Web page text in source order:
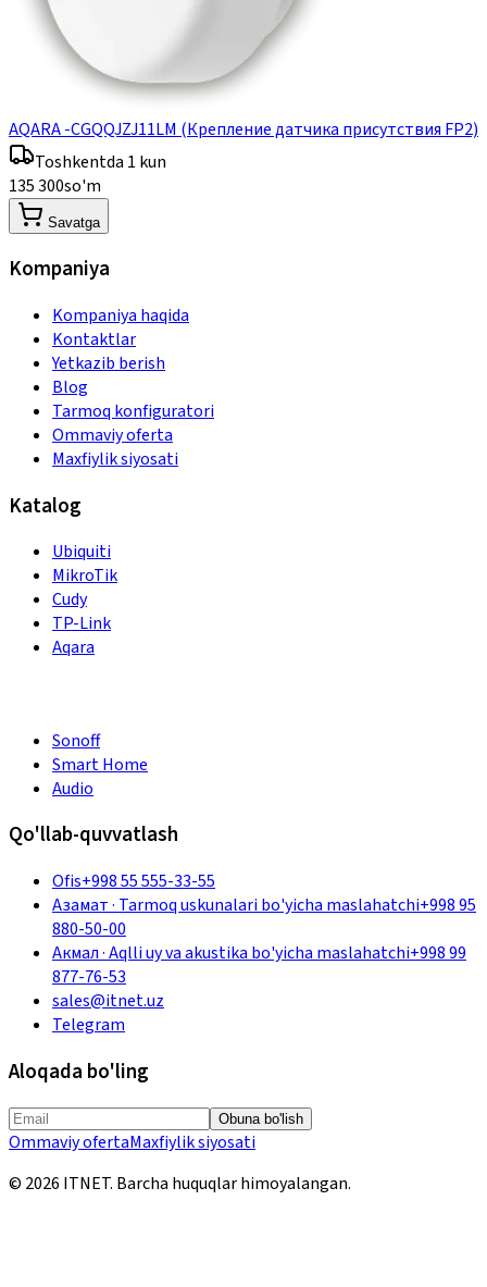
AQARA -CGQQJZJ11LM (Крепление датчика присутствия FP2)
Toshkentda 1 kun
135 300so'm
Savatga
Kompaniya
Kompaniya haqida
Kontaktlar
Yetkazib berish
Blog
Tarmoq konfiguratori
Ommaviy oferta
Maxfiylik siyosati
Katalog
Ubiquiti
MikroTik
Cudy
TP-Link
Aqara
Sonoff
Smart Home
Audio
Qo'llab-quvvatlash
Ofis+998 55 555-33-55
Азамат· Tarmoq uskunalari bo'yicha maslahatchi+998 95
880-50-00
Акмал·Aqlli uy va akustika bo'yicha maslahatchi+998 99
877-76-53
sales@itnet.uz
Telegram
Aloqada bo'ling
Obuna bo'lish
Ommaviy ofertaMaxfiylik siyosati
© 2026 ITNET. Barcha huquqlar himoyalangan.